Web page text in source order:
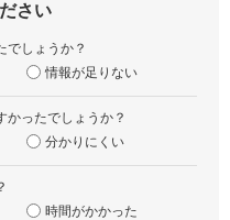
さい
でしょうか？
情報が足りない
かったでしょうか？
分かりにくい
時間がかかった